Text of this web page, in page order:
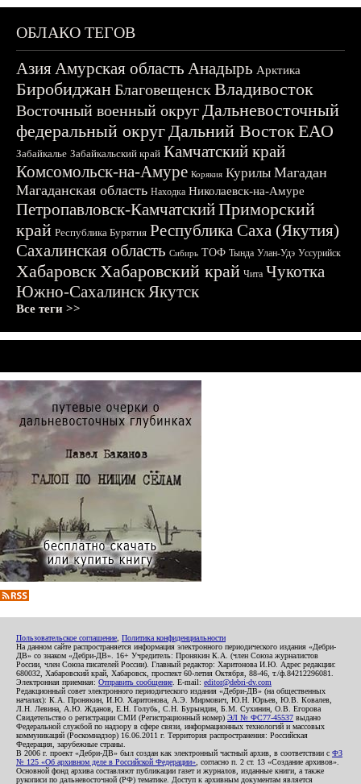
ОБЛАКО ТЕГОВ
АзияАмурская область Анадырь Арктика
БиробиджанБлаговещенскВладивосток
Восточный военный округДальневосточный
федеральный округДальний ВостокЕАО
Забайкалье Забайкальский край Камчатский край
Комсомольск-на-Амуре Корякия Курилы Магадан
Магаданская область Находка Николаевск-на-Амуре
Петропавловск-КамчатскийПриморский
край Республика Бурятия Республика Саха (Якутия)
Сахалинская область Сибирь ТОФ Тында Улан-Удэ Уссурийск
ХабаровскХабаровский край Чита Чукотка
Южно-СахалинскЯкутск
Все теги >>
Пользовательское соглашение Политика конфиденциальности
На данном сайте распространяется информация электронного периодического издания «Дебри-
ДВ» со знаком «Дебри-ДВ». 16+ Учредитель: Пронякин К.А. (член Союза журналистов
России, член Союза писателей России). Главный редактор: Харитонова И.Ю. Адрес редакции:
680032, Хабаровский край, Хабаровск, проспект 60-летия Октября, 88-46, т./ф.84212296081.
Электронная приемная: Отправить сообщение . E-mail: editor@debri-dv.com
Редакционный совет электронного периодического издания «Дебри-ДВ» (на общественных
началах): К.А. Пронякин, И.Ю. Харитонова, А.Э. Мирмович, Ю.Н. Юрьев, Ю.В. Ковалев,
Л.Н. Левина, А.Ю. Жданов, Е.Н. Голубь, С.Н. Бурындин, Б.М. Сухинин, О.В. Егорова
Свидетельство о регистрации СМИ (Регистрационный номер) ЭЛ № ФС77-45537 выдано
Федеральной службой по надзору в сфере связи, информационных технологий и массовых
коммуникаций (Роскомнадзор) 16.06.2011 г. Территория распространения: Российская
Федерация, зарубежные страны.
В 2006 г. проект «Дебри-ДВ» был создан как электронный частный архив, в соответствии с ФЗ
№ 125 «Об архивном деле в Российской Федерации» , согласно п. 2 ст. 13 «Создание архивов».
Основной фонд архива составляют публикации газет и журналов, изданные книги, а также
рукописи по дальневосточной (РФ) тематике. Доступ к архивным документам является